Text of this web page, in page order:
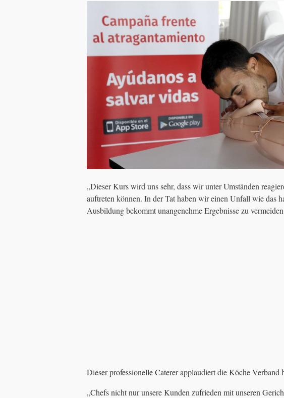
„Dieser Kurs wird uns sehr, dass wir unter Umständen
auftreten können. In der Tat haben wir einen Unfall wie das
Ausbildung bekommt unangenehme Ergebnisse zu
Dieser professionelle Caterer applaudiert die Köche Verband
„Chefs nicht nur unsere Kunden zufrieden mit unseren